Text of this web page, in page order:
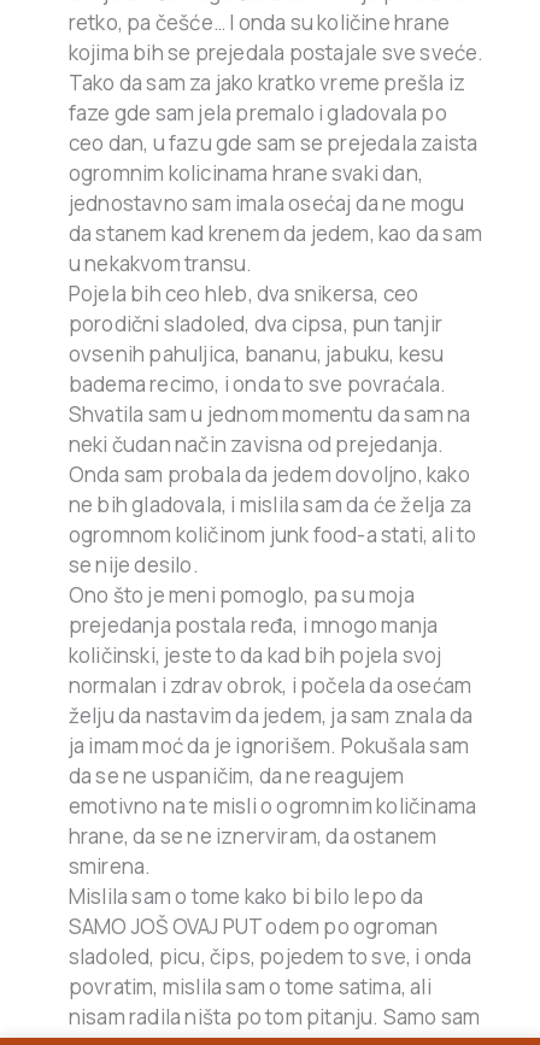
retko, pa češće… I onda su količine hrane
kojima bih se prejedala postajale sve sveće.
Tako da sam za jako kratko vreme prešla iz
faze gde sam jela premalo i gladovala po
ceo dan, u fazu gde sam se prejedala zaista
ogromnim kolicinama hrane svaki dan,
jednostavno sam imala osećaj da ne mogu
da stanem kad krenem da jedem, kao da sam
u nekakvom transu.
Pojela bih ceo hleb, dva snikersa, ceo
porodični sladoled, dva cipsa, pun tanjir
ovsenih pahuljica, bananu, jabuku, kesu
badema recimo, i onda to sve povraćala.
Shvatila sam u jednom momentu da sam na
neki čudan način zavisna od prejedanja.
Onda sam probala da jedem dovoljno, kako
ne bih gladovala, i mislila sam da će želja za
ogromnom količinom junk food-a stati, ali to
se nije desilo.
Ono što je meni pomoglo, pa su moja
prejedanja postala ređa, i mnogo manja
količinski, jeste to da kad bih pojela svoj
normalan i zdrav obrok, i počela da osećam
želju da nastavim da jedem, ja sam znala da
ja imam moć da je ignorišem. Pokušala sam
da se ne uspaničim, da ne reagujem
emotivno na te misli o ogromnim količinama
hrane, da se ne iznerviram, da ostanem
smirena.
Mislila sam o tome kako bi bilo lepo da
SAMO JOŠ OVAJ PUT odem po ogroman
sladoled, picu, čips, pojedem to sve, i onda
povratim, mislila sam o tome satima, ali
nisam radila ništa po tom pitanju. Samo sam